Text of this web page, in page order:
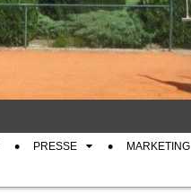
PRESSE MARKETING